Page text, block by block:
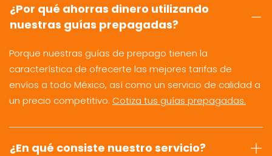
¿Por qué ahorras dinero utilizando
nuestras guías prepagadas?
Porque nuestras guías de prepago tienen la
característica de ofrecerte las mejores tarifas de
envíos a todo México, así como un servicio de calidad a
un precio competitivo. Cotiza tus guías prepagadas.
¿En qué consiste nuestro servicio?